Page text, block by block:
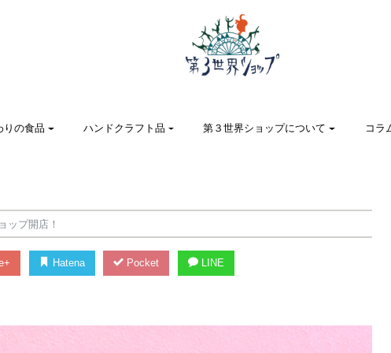
りの食品 ハンドクラフト品 第３世界ショップについて コラ
ップ開店！
Hatena Pocket LINE